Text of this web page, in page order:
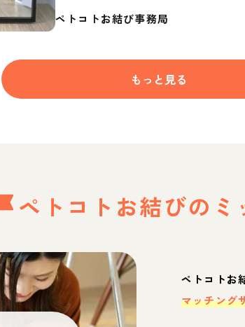
ペトコトお結び事務局
もっと見る
ペトコトお結びの
ペトコトお
マッチング